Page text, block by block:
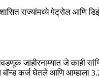
राज्यांमध्ये पेट्रोल
निवडणूक जाहीरनाम्यात जे
कर्ज घेतले आणि आम्हाला